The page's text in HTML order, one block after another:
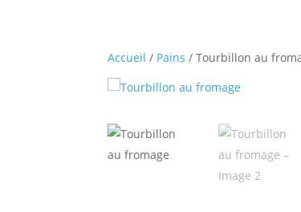
Accueil / Pains / Tourbillon au